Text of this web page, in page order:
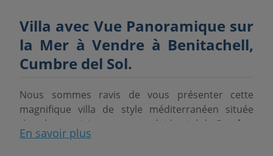
Villa avec Vue Panoramique sur
la Mer à Vendre à Benitachell,
Cumbre del Sol.
Nous sommes ravis de vous présenter cette
magnifique villa de style méditerranéen située
dans le prestigieux quartier résidentiel de
Cumbre
del Sol, un emplacement très prisé sur la
En savoir plus